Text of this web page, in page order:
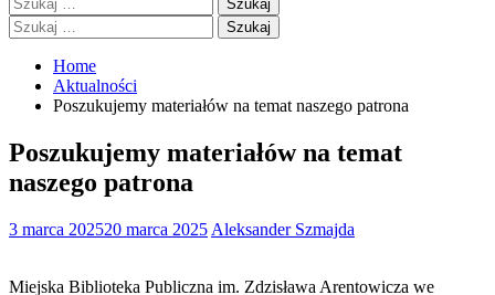
Szukaj:
Home
Aktualności
Poszukujemy materiałów na temat naszego patrona
Poszukujemy materiałów na temat
naszego patrona
3 marca 202520 marca 2025 Aleksander Szmajda
Miejska Biblioteka Publiczna im. Zdzisława Arentowicza we